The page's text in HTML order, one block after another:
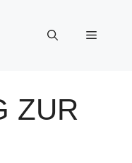
Menü
ZUR